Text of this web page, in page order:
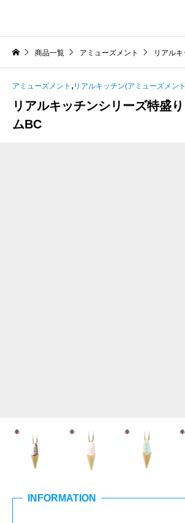
商品一覧 アミューズメント リアル
アミューズメント , リアルキッチン(アミューズメン
リアルキッチンシリーズ特盛
ムBC
INFORMATION